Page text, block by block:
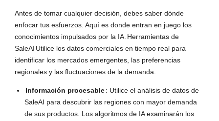
Antes de tomar cualquier decisión, debes saber dónde
enfocar tus esfuerzos. Aquí es donde entran en juego los
conocimientos impulsados por la IA. Herramientas de
SaleAI Utilice los datos comerciales en tiempo real para
identificar los mercados emergentes, las preferencias
regionales y las fluctuaciones de la demanda.
Información procesable: Utilice el análisis de datos de
SaleAI para descubrir las regiones con mayor demanda
de sus productos. Los algoritmos de IA examinarán los